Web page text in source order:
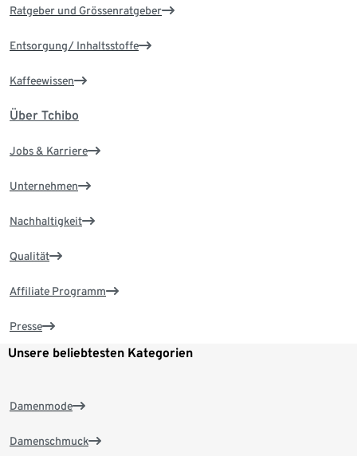
Ratgeber und Grössenratgeber
Entsorgung/ Inhaltsstoffe
Kaffeewissen
Über Tchibo
Jobs & Karriere
Unternehmen
Nachhaltigkeit
Qualität
Affiliate Programm
Presse
Unsere beliebtesten Kategorien
Damenmode
Damenschmuck